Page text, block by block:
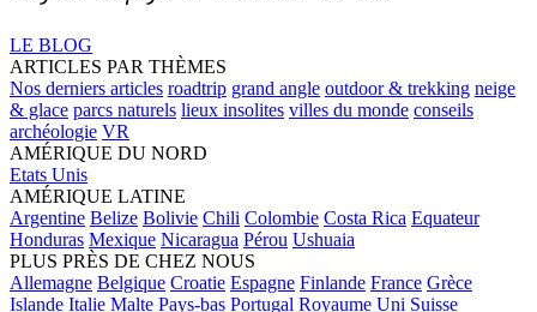
LE BLOG
ARTICLES PAR THÈMES
Nos derniers articles roadtrip grand angle outdoor & trekking neige
& glace parcs naturels lieux insolites villes du monde conseils
archéologie VR
AMÉRIQUE DU NORD
Etats Unis
AMÉRIQUE LATINE
Argentine Belize Bolivie Chili Colombie Costa Rica Equateur
Honduras Mexique Nicaragua Pérou Ushuaia
PLUS PRÈS DE CHEZ NOUS
Allemagne Belgique Croatie Espagne Finlande France Grèce
Islande Italie Malte Pays-bas Portugal Royaume Uni Suisse